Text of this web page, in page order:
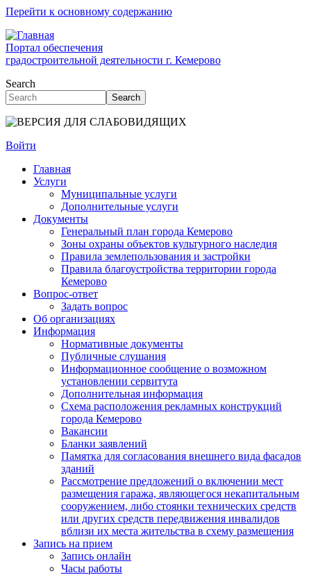
Перейти к основному содержанию
Портал обеспечения
градостроительной деятельности г. Кемерово
Search
Search
Войти
Главная
Услуги
Муниципальные услуги
Дополнительные услуги
Документы
Генеральный план города Кемерово
Зоны охраны объектов культурного наследия
Правила землепользования и застройки
Правила благоустройства территории города
Кемерово
Вопрос-ответ
Задать вопрос
Об организациях
Информация
Нормативные документы
Публичные слушания
Информационное сообщение о возможном
установлении сервитута
Дополнительная информация
Схема расположения рекламных конструкций
города Кемерово
Вакансии
Бланки заявлений
Памятка для согласования внешнего вида фасадов
зданий
Рассмотрение предложений о включении мест
размещения гаража, являющегося некапитальным
сооружением, либо стоянки технических средств
или других средств передвижения инвалидов
вблизи их места жительства в схему размещения
Запись на прием
Запись онлайн
Часы работы